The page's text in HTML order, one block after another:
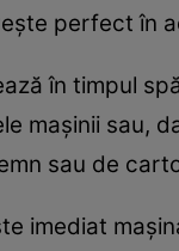
perfect în
în timpul
maşinii sau,
sau de
imediat